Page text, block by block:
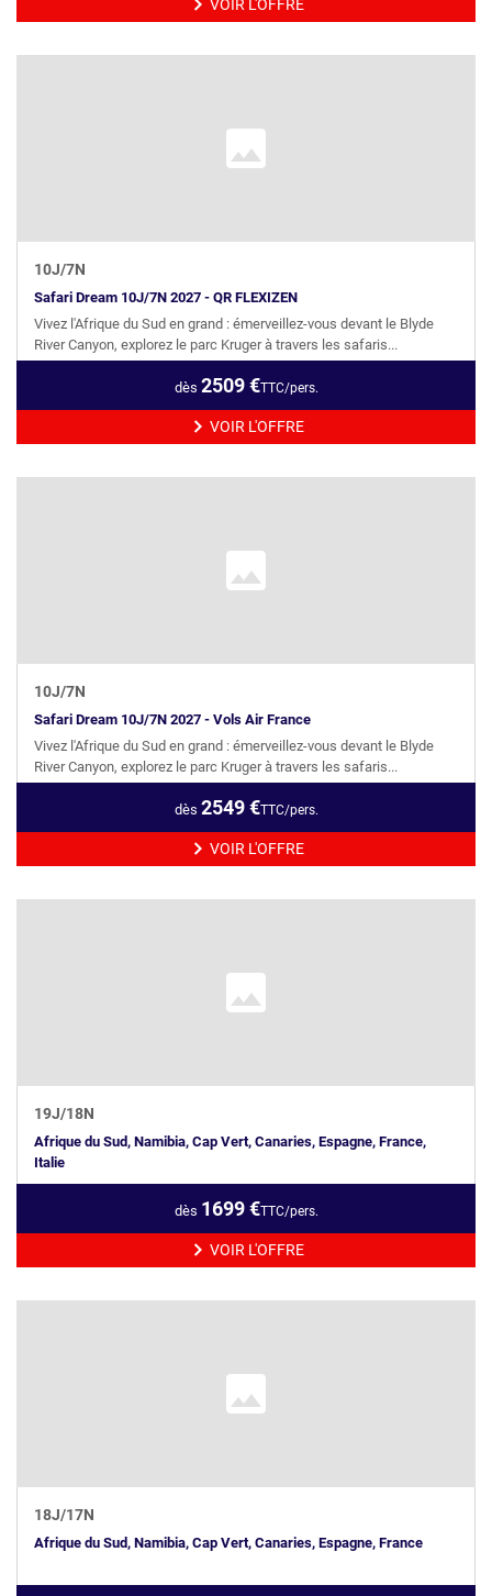
VOIR L'OFFRE
10J/7N
Safari Dream 10J/7N 2027 - QR FLEXIZEN
Vivez l'Afrique du Sud en grand : émerveillez-vous devant le Blyde
River Canyon, explorez le parc Kruger à travers les safaris...
dès 2509€TTC/pers.
VOIR L'OFFRE
10J/7N
Safari Dream 10J/7N 2027 - Vols Air France
Vivez l'Afrique du Sud en grand : émerveillez-vous devant le Blyde
River Canyon, explorez le parc Kruger à travers les safaris...
dès 2549€TTC/pers.
VOIR L'OFFRE
19J/18N
Afrique du Sud, Namibia, Cap Vert, Canaries, Espagne, France,
Italie
dès 1699€TTC/pers.
VOIR L'OFFRE
18J/17N
Afrique du Sud, Namibia, Cap Vert, Canaries, Espagne, France